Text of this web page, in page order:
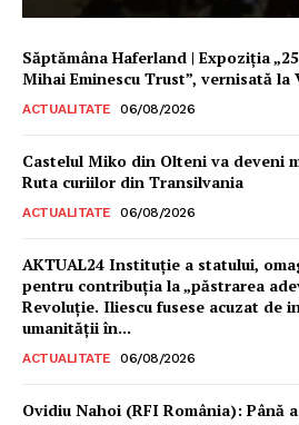
Săptămâna Haferland | Expoziţia
Mihai Eminescu Trust”, vernisată la
ACTUALITATE 06/08/2026
Castelul Miko din Olteni va deveni
Ruta curiilor din Transilvania
ACTUALITATE 06/08/2026
AKTUAL24 Instituție a statului,
pentru contribuția la „păstrarea
Revoluție. Iliescu fusese acuzat de
umanității în...
ACTUALITATE 06/08/2026
Ovidiu Nahoi (RFI România): Până